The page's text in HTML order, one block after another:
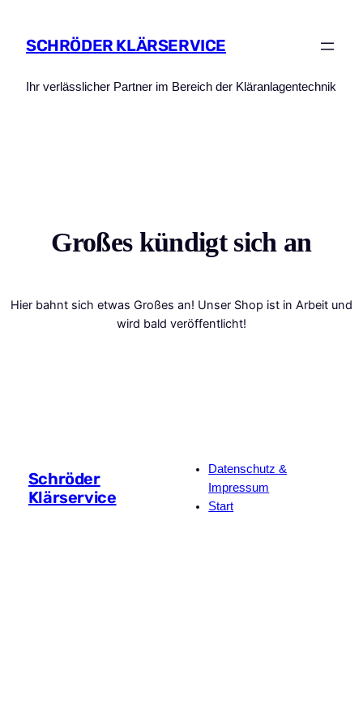
SCHRÖDER KLÄRSERVICE
Ihr verlässlicher Partner im Bereich der Kläranlagentechnik
Großes kündigt sich an
Hier bahnt sich etwas Großes an! Unser Shop ist in Arbeit und
wird bald veröffentlicht!
Schröder
Klärservice
Datenschutz &
Impressum
Start